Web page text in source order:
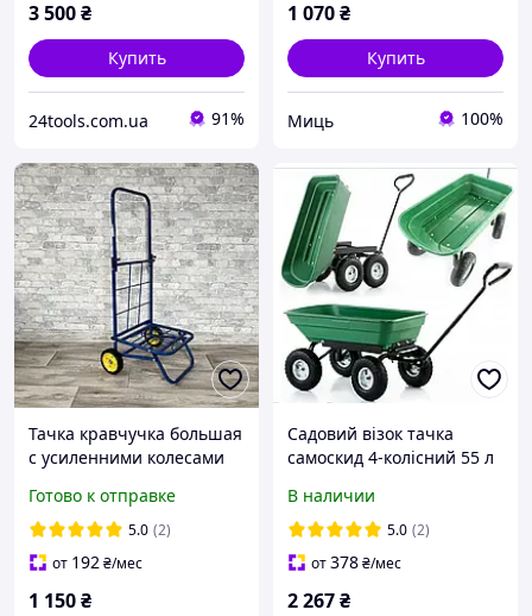
3 500₴
Купить
24tools.com.ua 91%
1 070₴
Купить
Миць 100%
Тачка кравчучка большая
с усиленними колесами
хозяйственная сине-
желтая
Готово к отправке
5.0 (2)
от 192₴/мес
1 150₴
Садовий візок тачка
самоскид 4-колісний 55 л
зелений
В наличии
5.0 (2)
от378₴/мес
2 267₴